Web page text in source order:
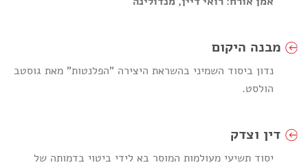
מבנה היקום
נדון ביסוד השמיני בהשראת היצירה "הפלנטות" מאת גוסטב
הולסט.
דין וצדק
יסוד תשיעי מעולמות המוסר בא לידי ביטוי בדמותה של